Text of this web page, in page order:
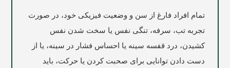
تمام افراد فارغ از سن‌ و وضعیت فیزیکی خود، در صورت
تجربه تب، سرفه، تنگی نفس یا سخت شدن نفس
کشیدن، درد قفسه سینه یا احساس فشار در سینه، یا از
دست دادن توانایی برای صحبت کردن یا حرکت، باید